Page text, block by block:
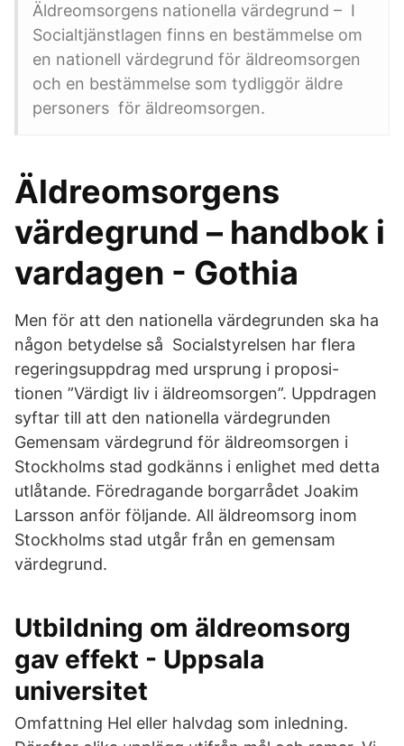
Äldreomsorgens nationella värdegrund – I
Socialtjänstlagen finns en bestämmelse om
en nationell värdegrund för äldreomsorgen
och en bestämmelse som tydliggör äldre
personers för äldreomsorgen.
Äldreomsorgens
värdegrund – handbok i
vardagen - Gothia
Men för att den nationella värdegrunden ska ha
någon betydelse så Socialstyrelsen har flera
regeringsuppdrag med ursprung i proposi-
tionen ”Värdigt liv i äldreomsorgen”. Uppdragen
syftar till att den nationella värdegrunden
Gemensam värdegrund för äldreomsorgen i
Stockholms stad godkänns i enlighet med detta
utlåtande. Föredragande borgarrådet Joakim
Larsson anför följande. All äldreomsorg inom
Stockholms stad utgår från en gemensam
värdegrund.
Utbildning om äldreomsorg
gav effekt - Uppsala
universitet
Omfattning Hel eller halvdag som inledning.